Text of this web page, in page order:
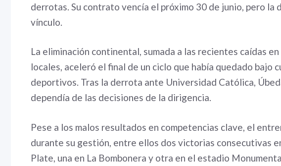
derrotas. Su contrato vencía el próximo 30 de junio, pero la
vínculo.
La eliminación continental, sumada a las recientes caídas
locales, aceleró el final de un ciclo que había quedado bajo
deportivos. Tras la derrota ante Universidad Católica,
dependía de las decisiones de la dirigencia.
Pese a los malos resultados en competencias clave, el
durante su gestión, entre ellos dos victorias consecutivas
Plate, una en La Bombonera y otra en el estadio